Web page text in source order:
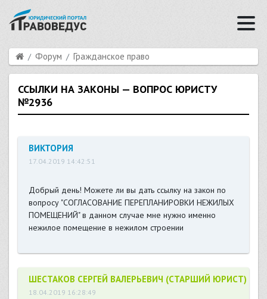
Форум Гражданское право
ССЫЛКИ НА ЗАКОНЫ — ВОПРОС ЮРИСТУ
№2936
ВИКТОРИЯ
17.04.2019 14:42:51
Добрый день! Можете ли вы дать ссылку на закон по
вопросу "СОГЛАСОВАНИЕ ПЕРЕПЛАНИРОВКИ НЕЖИЛЫХ
ПОМЕЩЕНИЙ" в данном случае мне нужно именно
нежилое помещение в нежилом строении
ШЕСТАКОВ СЕРГЕЙ ВАЛЕРЬЕВИЧ (СТАРШИЙ ЮРИСТ)
18.04.2019 16:28:49